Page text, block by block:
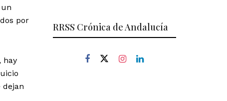
por
hay
dejan
RRSS Crónica de Andalucía